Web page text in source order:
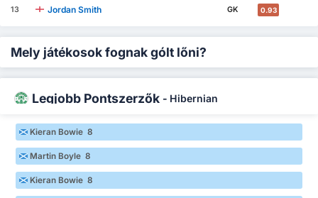
13
Jordan Smith GK 0.93
Mely játékosok fognak gólt lőni?
Legjobb Pontszerzők - Hibernian
Kieran Bowie 8
Martin Boyle 8
Kieran Bowie 8